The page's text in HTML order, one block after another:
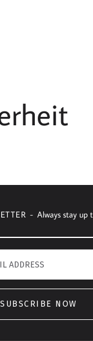
- Always stay up
SUBSCRIBE NOW